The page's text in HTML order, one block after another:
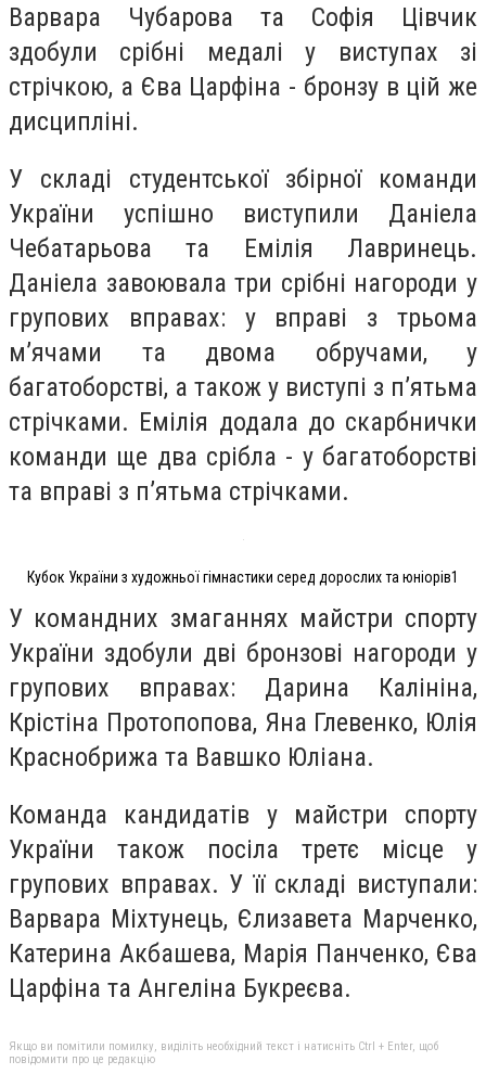
Варвара Чубарова та Софія Цівчик
здобули срібні медалі у виступах зі
стрічкою, а Єва Царфіна - бронзу в цій же
дисципліні.
У складі студентської збірної команди
України успішно виступили Даніела
Чебатарьова та Емілія Лавринець.
Даніела завоювала три срібні нагороди у
групових вправах: у вправі з трьома
м’ячами та двома обручами, у
багатоборстві, а також у виступі з п’ятьма
стрічками. Емілія додала до скарбнички
команди ще два срібла - у багатоборстві
та вправі з п’ятьма стрічками.
Кубок України з художньої гімнастики серед дорослих та юніорів1
У командних змаганнях майстри спорту
України здобули дві бронзові нагороди у
групових вправах: Дарина Калініна,
Крістіна Протопопова, Яна Глевенко, Юлія
Краснобрижа та Вавшко Юліана.
Команда кандидатів у майстри спорту
України також посіла третє місце у
групових вправах. У її складі виступали:
Варвара Міхтунець, Єлизавета Марченко,
Катерина Акбашева, Марія Панченко, Єва
Царфіна та Ангеліна Букреєва.
Якщо ви помітили помилку, виділіть необхідний текст і натисніть Ctrl + Enter, щоб
повідомити про це редакцію